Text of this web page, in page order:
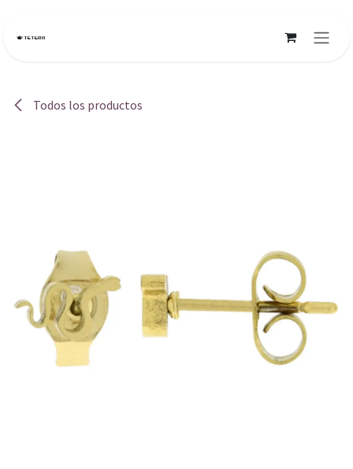
Todos los productos